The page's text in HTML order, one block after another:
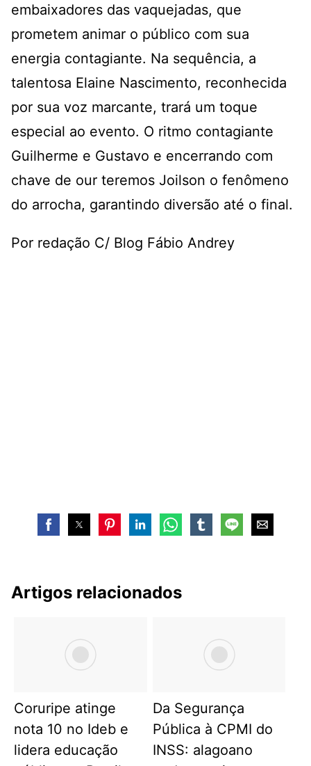
embaixadores das vaquejadas, que
prometem animar o público com sua
energia contagiante. Na sequência, a
talentosa Elaine Nascimento, reconhecida
por sua voz marcante, trará um toque
especial ao evento. O ritmo contagiante
Guilherme e Gustavo e encerrando com
chave de our teremos Joilson o fenômeno
do arrocha, garantindo diversão até o final.
Por redação C/ Blog Fábio Andrey
Artigos relacionados
Coruripe atinge
nota 10 no Ideb e
lidera educação
Da Segurança
Pública à CPMI do
INSS: alagoano